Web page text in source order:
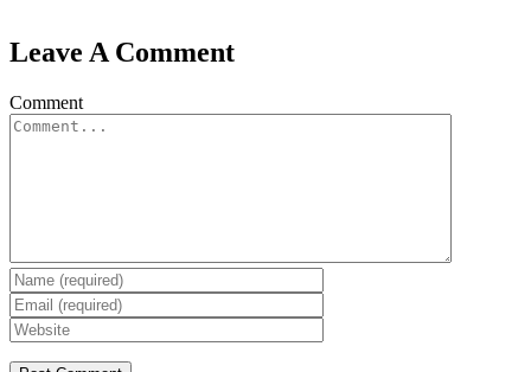
Leave A Comment
Comment